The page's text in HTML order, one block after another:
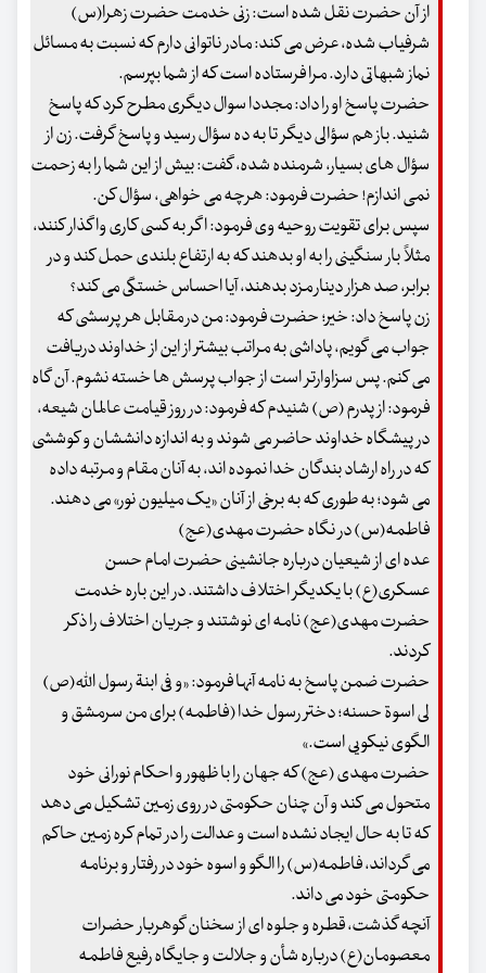
از آن حضرت نقل شده است: زنی خدمت حضرت زهرا(س)
شرفیاب شده، عرض می کند: مادر ناتوانی دارم که نسبت به مسائل
نماز شبهاتی دارد. مرا فرستاده است که از شما بپرسم.
حضرت پاسخ او را داد: مجددا سوال دیگری مطرح کرد که پاسخ
شنید. باز هم سؤالی دیگر تا به ده سؤال رسید و پاسخ گرفت. زن از
سؤال های بسیار، شرمنده شده، گفت: بیش از این شما را به زحمت
نمی اندازم! حضرت فرمود: هرچه می خواهی، سؤال کن.
سپس برای تقویت روحیه وی فرمود: اگر به کسی کاری واگذار کنند،
مثلاً بار سنگینی را به او بدهند که به ارتفاع بلندی حمل کند و در
برابر، صد هزار دینار مزد بدهند، آیا احساس خستگی می کند؟
زن پاسخ داد: خیر؛ حضرت فرمود: من در مقابل هر پرسشی که
جواب می گویم، پاداشی به مراتب بیشتر از این از خداوند دریافت
می کنم. پس سزاوارتر است از جواب پرسش ها خسته نشوم. آن گاه
فرمود: از پدرم (ص) شنیدم که فرمود: در روز قیامت عالمان شیعه،
در پیشگاه خداوند حاضر می شوند و به اندازه دانششان و کوششی
که در راه ارشاد بندگان خدا نموده اند، به آنان مقام و مرتبه داده
می شود؛ به طوری که به برخی از آنان «یک میلیون نور» می دهند.
فاطمه(س) در نگاه حضرت مهدی(عج)
عده ای از شیعیان درباره جانشینی حضرت امام حسن
عسکری(ع) با یکدیگر اختلاف داشتند. در این باره خدمت
حضرت مهدی(عج) نامه ای نوشتند و جریان اختلاف را ذکر
کردند.
حضرت ضمن پاسخ به نامه آنها فرمود: «و فی ابنة رسول الله(ص)
لی اسوة حسنه؛ دختر رسول خدا (فاطمه) برای من سرمشق و
الگوی نیکویی است.»
حضرت مهدی (عج) که جهان را با ظهور و احکام نورانی خود
متحول می کند و آن چنان حکومتی در روی زمین تشکیل می دهد
که تا به حال ایجاد نشده است و عدالت را در تمام کره زمین حاکم
می گرداند، فاطمه(س) را الگو و اسوه خود در رفتار و برنامه
حکومتی خود می داند.
آنچه گذشت، قطره و جلوه ای از سخنان گوهربار حضرات
معصومان(ع) درباره شأن و جلالت و جایگاه رفیع فاطمه